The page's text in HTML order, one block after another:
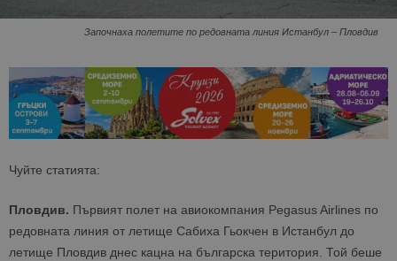
Започнаха полетите по редовната линия Истанбул – Пловдив
Чуйте статията:
Пловдив. Първият полет на авиокомпания Pegasus Airlines по
редовната линия от летище Сабиха Гьокчен в Истанбул до
летище Пловдив днес кацна на българска територия. Той беше